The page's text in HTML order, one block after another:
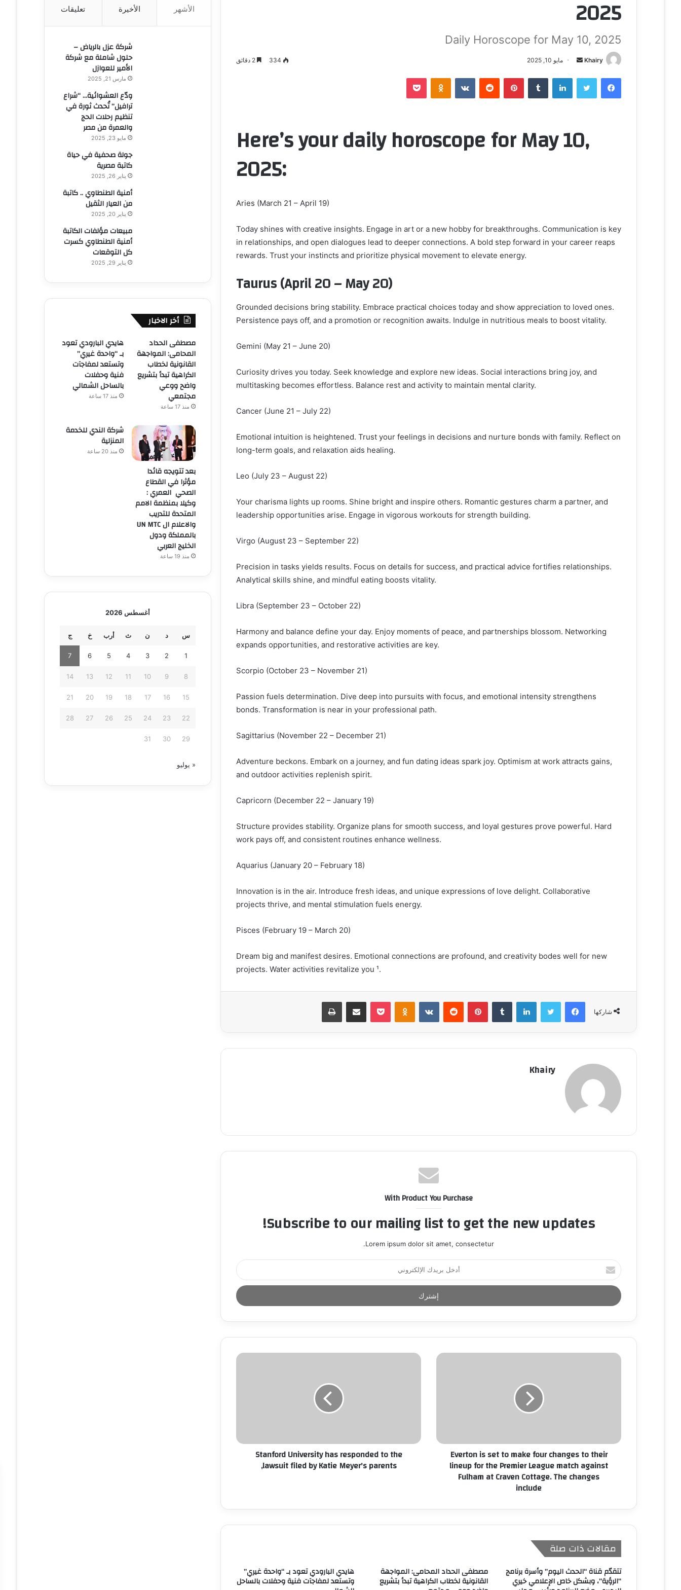
2025
Daily Horoscope for May 10, 2025
Khairy
أ
ل
ي
د
و
ن
مايو 10, 2025 334 2 دقائق
فيسبوك تويتر لينكدإن ‏Tumblr بينتيريست ‏Reddit
‏VKontakte
Odnoklassniki بوكيت
Here’s your daily horoscope for May 10,
2025:
Aries (March 21 – April 19)
Today shines with creative insights. Engage in art or a new hobby for breakthroughs. Communication is key
in relationships, and open dialogues lead to deeper connections. A bold step forward in your career reaps
rewards. Trust your instincts and prioritize physical movement to elevate energy.
Taurus (April 20 – May 20)
Grounded decisions bring stability. Embrace practical choices today and show appreciation to loved ones.
Persistence pays off, and a promotion or recognition awaits. Indulge in nutritious meals to boost vitality.
Gemini (May 21 – June 20)
Curiosity drives you today. Seek knowledge and explore new ideas. Social interactions bring joy, and
multitasking becomes effortless. Balance rest and activity to maintain mental clarity.
Cancer (June 21 – July 22)
Emotional intuition is heightened. Trust your feelings in decisions and nurture bonds with family. Reflect on
long-term goals, and relaxation aids healing.
Leo (July 23 – August 22)
Your charisma lights up rooms. Shine bright and inspire others. Romantic gestures charm a partner, and
leadership opportunities arise. Engage in vigorous workouts for strength building.
Virgo (August 23 – September 22)
Precision in tasks yields results. Focus on details for success, and practical advice fortifies relationships.
Analytical skills shine, and mindful eating boosts vitality.
Libra (September 23 – October 22)
Harmony and balance define your day. Enjoy moments of peace, and partnerships blossom. Networking
expands opportunities, and restorative activities are key.
Scorpio (October 23 – November 21)
Passion fuels determination. Dive deep into pursuits with focus, and emotional intensity strengthens
bonds. Transformation is near in your professional path.
Sagittarius (November 22 – December 21)
Adventure beckons. Embark on a journey, and fun dating ideas spark joy. Optimism at work attracts gains,
and outdoor activities replenish spirit.
Capricorn (December 22 – January 19)
Structure provides stability. Organize plans for smooth success, and loyal gestures prove powerful. Hard
work pays off, and consistent routines enhance wellness.
Aquarius (January 20 – February 18)
Innovation is in the air. Introduce fresh ideas, and unique expressions of love delight. Collaborative
projects thrive, and mental stimulation fuels energy.
Pisces (February 19 – March 20)
Dream big and manifest desires. Emotional connections are profound, and creativity bodes well for new
projects. Water activities revitalize you ¹.
شاركها
فيسبوك تويتر لينكدإن ‏Tumblr بينتيريست ‏Reddit
‏VKontakte
Odnoklassniki بوكيت مشاركة عبر البريد طباعة
Khairy
With Product You Purchase
Subscribe to our mailing list to get the new updates!
Lorem ipsum dolor sit amet, consectetur.
أ
د
خ
ل
د
ا
Everton is set to make four changes to their
lineup for the Premier League match against
Fulham at Craven Cottage. The changes
include
Stanford University has responded to the
lawsuit filed by Katie Meyer's parents,
مقالات ذات صلة
تتقدّم قناة “الحدث اليوم” وأسرة برنامج
“الرؤية”، وبشكل خاص الإعلامي خيري
مصطفى الحداد المحامى: المواجهة
القانونية لخطاب الكراهية تبدأ بتشريع
هايدي البارودي تعود بـ “واحدة غيري”
وتستعد لمفاجآت فنية وحفلات بالساحل
الأشهر الأخيرة تعليقات
شركة عزل بالرياض –
حلول شاملة مع شركة
الأمير للعوازل
مارس 21, 2025
ودّع العشوائية… “شراع
ترافيل” تُحدث ثورة في
تنظيم رحلات الحج
والعمرة من مصر
مايو 23, 2025
جولة صحفية في حياة
كاتبة مصرية
يناير 26, 2025
أمنية الطنطاوي .. كاتبة
من العيار الثقيل
يناير 20, 2025
مبيعات مؤلفات الكاتبة
أمنية الطنطاوي كسرت
كل التوقعات
يناير 29, 2025
أخر الاخبار
مصطفى الحداد
المحامى: المواجهة
القانونية لخطاب
الكراهية تبدأ بتشريع
واضح ووعي
مجتمعي
منذ 17 ساعة
هايدي البارودي تعود
بـ “واحدة غيري”
وتستعد لمفاجآت
فنية وحفلات
بالساحل الشمالي
منذ 17 ساعة
بعد تتويجه قائدا
مؤثرا في القطاع
الصحي العمري :
وكيلا بمنظمة الامم
المتحدة للتدريب
والاعلام ال UN MTC
بالمملكة ودول
الخليج العربي
منذ 19 ساعة
شركة الندي للخدمة
المنزلية
منذ 20 ساعة
أغسطس 2026
س د ن ث أرب خ ج
1
2
3
4
5
6
7
8
9
10
11
12
13
14
15
16
17
18
19
20
21
22
23
24
25
26
27
28
29
30
31
« يوليو